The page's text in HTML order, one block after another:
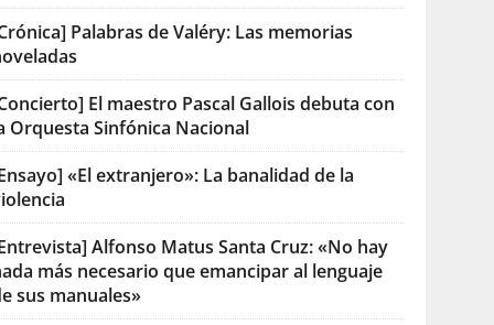
Palabras de Valéry: Las memorias
El maestro Pascal Gallois debuta con
Orquesta Sinfónica Nacional
«El extranjero»: La banalidad de la
Alfonso Matus Santa Cruz: «No hay
más necesario que emancipar al lenguaje
sus manuales»